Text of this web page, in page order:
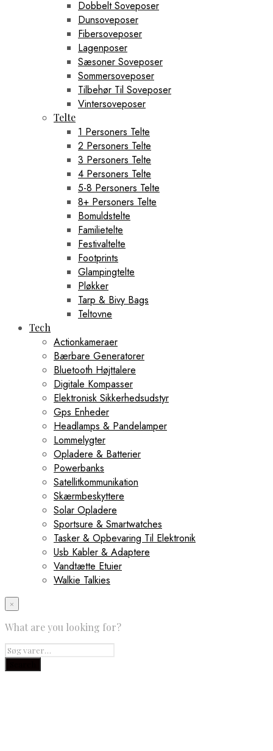
Dobbelt Soveposer
Dunsoveposer
Fibersoveposer
Lagenposer
Sæsoner Soveposer
Sommersoveposer
Tilbehør Til Soveposer
Vintersoveposer
Telte
1 Personers Telte
2 Personers Telte
3 Personers Telte
4 Personers Telte
5-8 Personers Telte
8+ Personers Telte
Bomuldstelte
Familietelte
Festivaltelte
Footprints
Glampingtelte
Pløkker
Tarp & Bivy Bags
Teltovne
Tech
Actionkameraer
Bærbare Generatorer
Bluetooth Højttalere
Digitale Kompasser
Elektronisk Sikkerhedsudstyr
Gps Enheder
Headlamps & Pandelamper
Lommelygter
Opladere & Batterier
Powerbanks
Satellitkommunikation
Skærmbeskyttere
Solar Opladere
Sportsure & Smartwatches
Tasker & Opbevaring Til Elektronik
Usb Kabler & Adaptere
Vandtætte Etuier
Walkie Talkies
×
What are you looking for?